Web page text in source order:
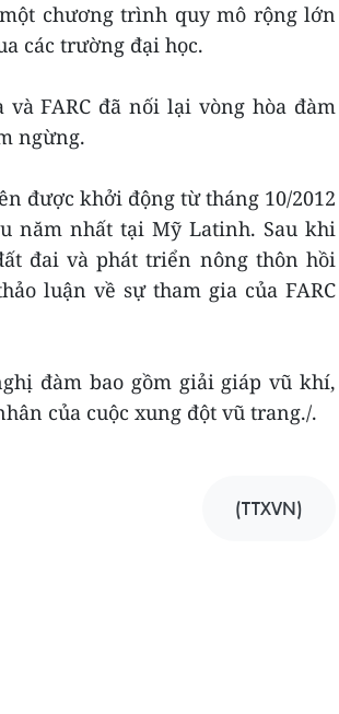
chương trình quy mô rộng lớn
các trường đại học.
FARC đã nối lại vòng hòa đàm
ngừng.
được khởi động từ tháng 10/2012
năm nhất tại Mỹ Latinh. Sau khi
đai và phát triển nông thôn hồi
luận về sự tham gia của FARC
đàm bao gồm giải giáp vũ khí,
của cuộc xung đột vũ trang./.
(TTXVN)